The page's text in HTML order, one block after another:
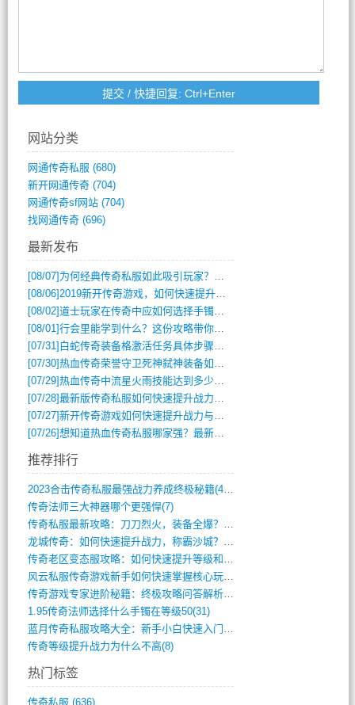
网站分类
网通传奇私服 (680)
新开网通传奇(704)
网通传奇sf网站(704)
找网通传奇(696)
最新发布
[08/07] 为何经典传奇私服如此吸引玩家？深度攻略解析
[08/06]2019新开传奇游戏，如何快速提升角色等级？
[08/02]道士玩家在传奇中应如何选择手镯装备？
[08/01]行会里能学到什么？这份攻略带你全掌握
[07/31] 白蛇传奇装备格激活任务具体步骤是什么？如何完成？
[07/30]热血传奇荣誉守卫死神弑神装备如何获取与佩戴攻略？
[07/29]热血传奇中流星火雨技能达到多少级可以开始练装备？
[07/28]最新版传奇私服如何快速提升战力与获取稀有装备？
[07/27]新开传奇游戏如何快速提升战力与获取稀有装备？
[07/26]想知道热血传奇私服哪家强？最新排行榜攻略全解析
推荐排行
2023合击传奇私服最强战力养成终极秘籍(428)
传奇法师三大神器哪个更强悍(7)
传奇私服最新攻略：刀刀烈火，装备全爆？攻(813)
龙城传奇：如何快速提升战力，称霸沙城？(802)
传奇老区变态服攻略：如何快速提升等级和战(379)
风云私服传奇游戏新手如何快速掌握核心玩法(616)
传奇游戏专家进阶秘籍：终极攻略问答解析(848)
1.95传奇法师选择什么手镯在等级50(31)
蓝月传奇私服攻略大全：新手小白快速入门指(386)
传奇等级提升战力为什么不高(8)
热门标签
传奇私服 (636)